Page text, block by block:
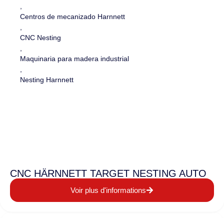
Centros de mecanizado Harnnett
CNC Nesting
Maquinaria para madera industrial
Nesting Harnnett
CNC HÄRNNETT TARGET NESTING AUTO
Voir plus d'informations